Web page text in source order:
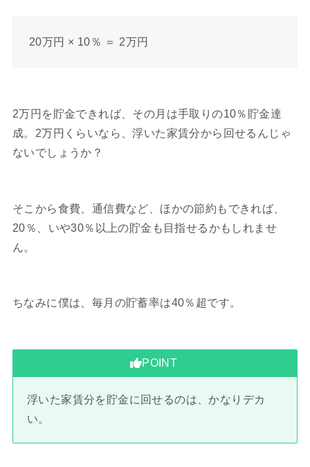
20万円 × 10％ ＝ 2万円
2万円を貯金できれば、その月は手取りの10％貯金達
成。2万円くらいなら、浮いた家賃分から回せるんじゃ
ないでしょうか？
そこから食費、通信費など、ほかの節約もできれば、
20％、いや30％以上の貯金も目指せるかもしれませ
ん。
ちなみに僕は、毎月の貯蓄率は40％超です。
POINT
浮いた家賃分を貯金に回せるのは、かなりデカ
い。